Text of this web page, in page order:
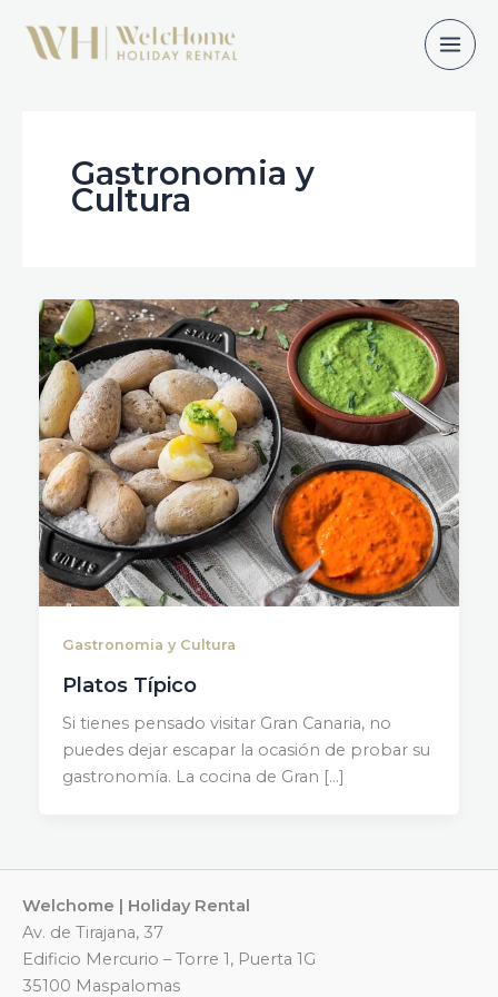
contenido
Gastronomia y
Cultura
Gastronomia y Cultura
Platos Típico
Si tienes pensado visitar Gran Canaria, no
puedes dejar escapar la ocasión de probar su
gastronomía. La cocina de Gran […]
Welchome | Holiday Rental
Av. de Tirajana, 37
Edificio Mercurio – Torre 1, Puerta 1G
35100 Maspalomas